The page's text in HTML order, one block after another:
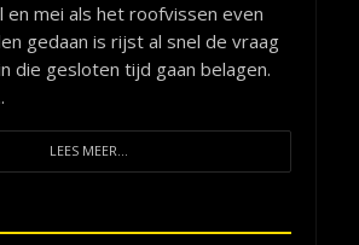
en mei als het roofvissen even
gedaan is rijst al snel de vraag
die gesloten tijd gaan belagen.
LEES MEER...